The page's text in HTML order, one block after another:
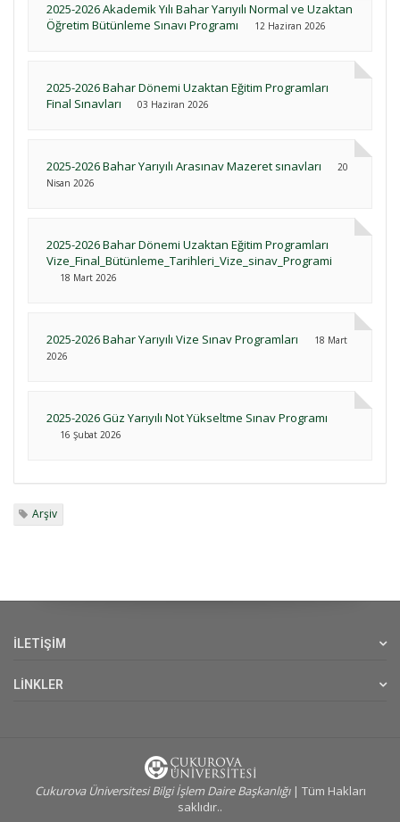
2025-2026 Akademik Yılı Bahar Yarıyılı Normal ve Uzaktan
Öğretim Bütünleme Sınavı Programı
12 Haziran 2026
2025-2026 Bahar Dönemi Uzaktan Eğitim Programları
Final Sınavları
03 Haziran 2026
2025-2026 Bahar Yarıyılı Arasınav Mazeret sınavları
20
Nisan 2026
2025-2026 Bahar Dönemi Uzaktan Eğitim Programları
Vize_Final_Bütünleme_Tarihleri_Vize_sinav_Programi
18 Mart 2026
2025-2026 Bahar Yarıyılı Vize Sınav Programları
18 Mart
2026
2025-2026 Güz Yarıyılı Not Yükseltme Sınav Programı
16 Şubat 2026
Arşiv
İLETİŞİM
LİNKLER
Cukurova Üniversitesi Bilgi İşlem Daire Başkanlığı| Tüm Hakları
saklıdır..